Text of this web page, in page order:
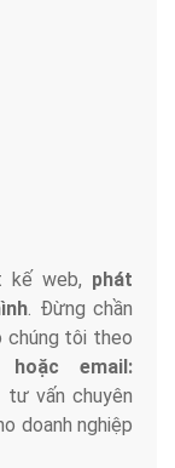
kế web, phát
. Đừng chần
chúng tôi theo
email:
vấn chuyên
doanh nghiệp